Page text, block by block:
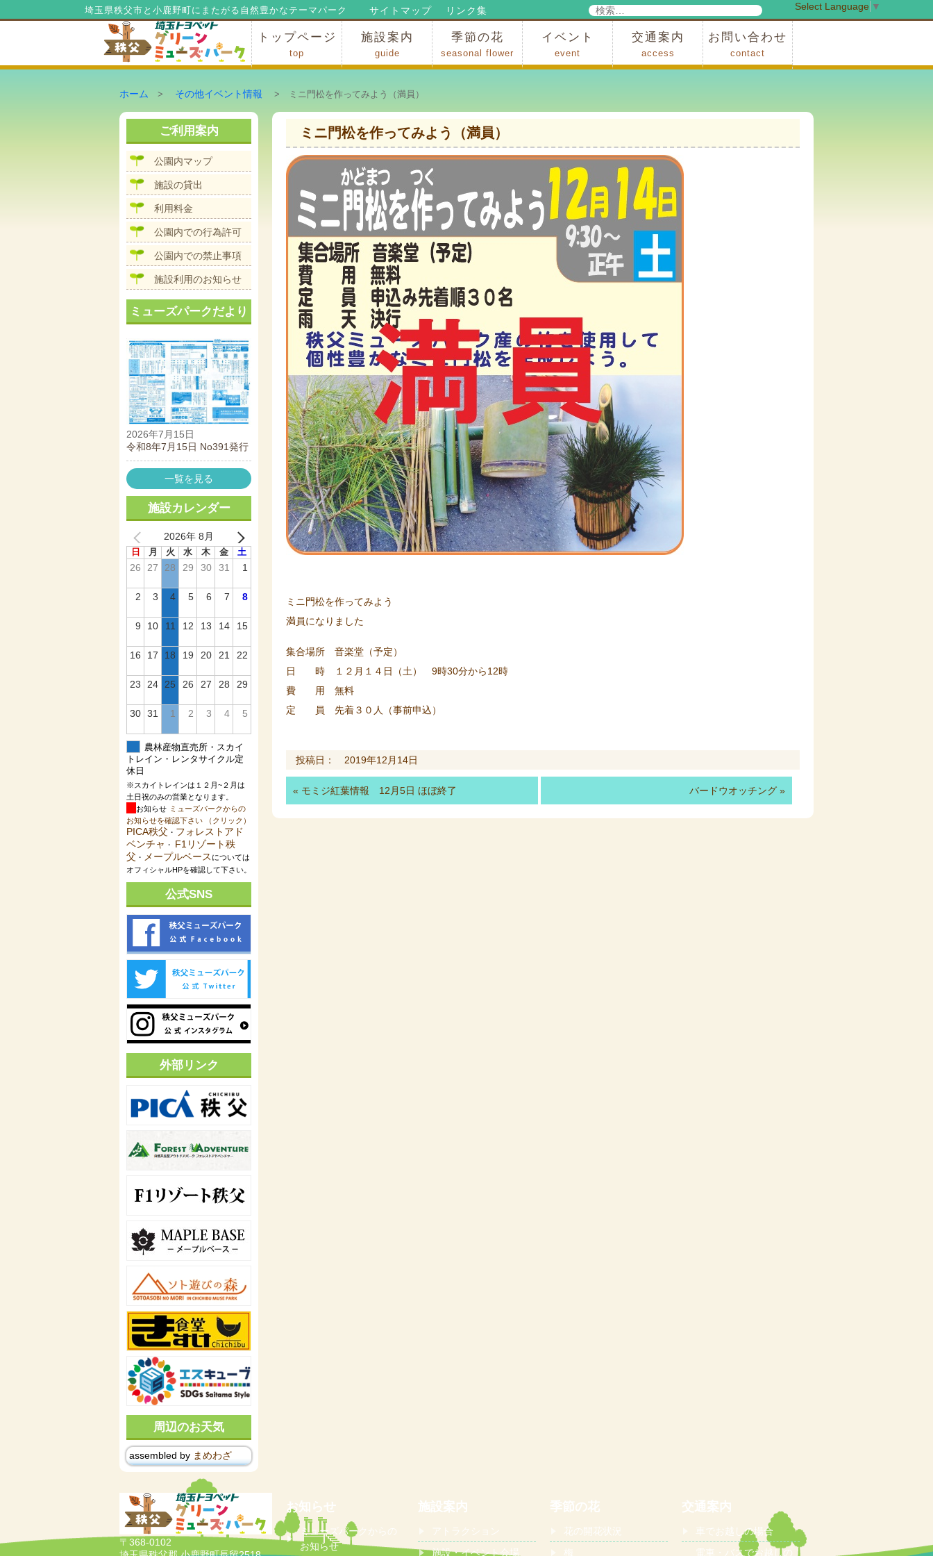
埼玉県秩父市と小鹿野町にまたがる自然豊かなテーマパーク リンク集
サイトマップ
検
検
索
トップページ
top
施設案内
guide
季節の花
seasonal flower
イベント
event
交通案内
access
お問い合わせ
contact
Select Language ▼
ホーム > その他イベント情報 > ミニ門松を作ってみよう（満員）
ミニ門松を作ってみよう（満員）
ミニ門松を作ってみよう
満員になりました
集合場所 音楽堂（予定）
日 時 １２月１４日（土） 9時30分から12時
費 用 無料
定 員 先着３０人（事前申込）
投稿日： 2019年12月14日
« モミジ紅葉情報 12月5日 ほぼ終了 バードウオッチング »
ご利用案内
公園内マップ
施設の貸出
利用料金
公園内での行為許可
公園内での禁止事項
施設利用のお知らせ
ミューズパークだより
2026年7月15日
令和8年7月15日 No391発行
一覧を見る
施設カレンダー
2026年 8月
日 月 火 水 木 金 土
26 27 28 29 30 31 1
2 3 4 5 6 7 8
9 10 11 12 13 14 15
16 17 18 19 20 21 22
23 24 25 26 27 28 29
30 31 1 2 3 4 5
農林産物直売所・スカイ
トレイン・レンタサイクル定
休日
※スカイトレインは１２月~２月は
土日祝のみの営業となります。
お知らせ ミューズパークからの
お知らせを確認下さい （クリック）
PICA秩父 ・ フォレストアド
ベンチャ ・ F1リゾート秩
父 ・ メープルベース については
オフィシャルHPを確認して下さい。
公式SNS
外部リンク
周辺のお天気
assembled by まめわざ
〒368-0102
お知らせ
ミューズパークからの
お知らせ
施設案内
アトラクション
施設・イベント会場
季節の花
花の開花状況
梅
交通案内
車でお越しの場合
電車・バスでお越しの